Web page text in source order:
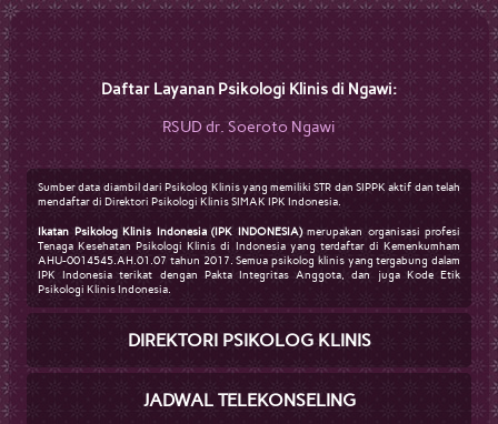
Daftar Layanan Psikologi Klinis di Ngawi:
RSUD dr. Soeroto Ngawi
Sumber data diambil dari Psikolog Klinis yang memiliki STR dan SIPPK aktif dan telah
mendaftar di Direktori Psikologi Klinis SIMAK IPK Indonesia.
Ikatan Psikolog Klinis Indonesia (IPK INDONESIA)merupakan organisasi profesi
Tenaga Kesehatan Psikologi Klinis di Indonesia yang terdaftar di Kemenkumham
AHU-0014545.AH.01.07 tahun 2017. Semua psikolog klinis yang tergabung dalam
IPK Indonesia terikat dengan Pakta Integritas Anggota, dan juga Kode Etik
Psikologi Klinis Indonesia.
DIREKTORI PSIKOLOG KLINIS
JADWAL TELEKONSELING